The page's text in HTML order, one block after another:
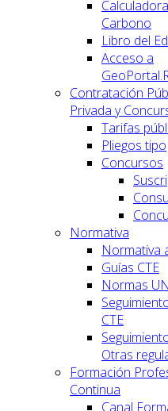
Carbono
Libro del
Acceso a
Contratación
Privada y
Tarifas
Pliegos tipo
Concursos
Normativa
Normativa
Guías CTE
Normas
CTE
Otras
Formación
Continua
Canal